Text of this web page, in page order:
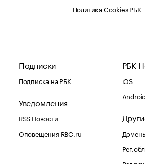
Политика Cookies РБК
Подписки
Подписка на РБК
Уведомления
RSS Новости
Оповещения RBC.ru
РБК
iOS